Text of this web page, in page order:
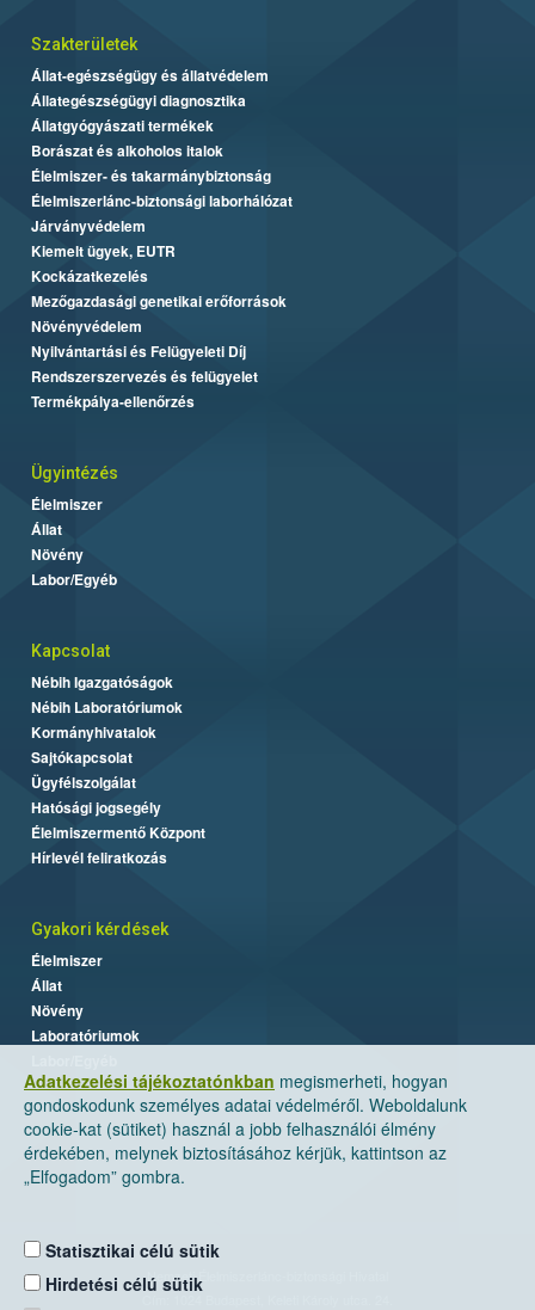
Adatkezelési tájékoztatónkban megismerheti, hogyan
gondoskodunk személyes adatai védelméről. Weboldalunk
cookie-kat (sütiket) használ a jobb felhasználói élmény
érdekében, melynek biztosításához kérjük, kattintson az
„Elfogadom” gombra.
Statisztikai célú sütik
Hirdetési célú sütik
Szakterületek
Állat-egészségügy és állatvédelem
Állategészségügyi diagnosztika
Állatgyógyászati termékek
Borászat és alkoholos italok
Élelmiszer- és takarmánybiztonság
Élelmiszerlánc-biztonsági laborhálózat
Járványvédelem
Kiemelt ügyek, EUTR
Kockázatkezelés
Mezőgazdasági genetikai erőforrások
Növényvédelem
Nyilvántartási és Felügyeleti Díj
Rendszerszervezés és felügyelet
Termékpálya-ellenőrzés
Ügyintézés
Élelmiszer
Állat
Növény
Labor/Egyéb
Kapcsolat
Nébih Igazgatóságok
Nébih Laboratóriumok
Kormányhivatalok
Sajtókapcsolat
Ügyfélszolgálat
Hatósági jogsegély
Élelmiszermentő Központ
Hírlevél feliratkozás
Gyakori kérdések
Élelmiszer
Állat
Növény
Laboratóriumok
Nemzeti Élelmiszerlánc-biztonsági Hivatal